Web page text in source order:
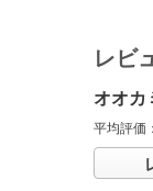
レビ
オオカ
平均評価：